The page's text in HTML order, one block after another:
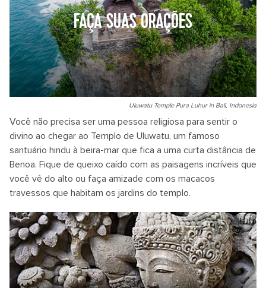
FAÇA SUAS ORAÇÕES
Uluwatu Temple Pura Luhur in Bali, Indonesia
Você não precisa ser uma pessoa religiosa para sentir o
divino ao chegar ao Templo de Uluwatu, um famoso
santuário hindu à beira-mar que fica a uma curta distância de
Benoa. Fique de queixo caído com as paisagens incríveis que
você vê do alto ou faça amizade com os macacos
travessos que habitam os jardins do templo.